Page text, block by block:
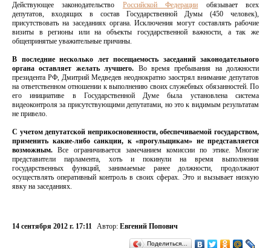
Действующее законодательство Российской Федерации обязывает всех
депутатов, входящих в состав Государственной Думы (450 человек),
присутствовать на заседаниях органа. Исключения могут составлять рабочие
визиты в регионы или на объекты государственной важности, а так же
общепринятые уважительные причины.
В последние несколько лет посещаемость заседаний законодательного
органа оставляет желать лучшего. Во время пребывания на должности
президента РФ, Дмитрий Медведев неоднократно заострял внимание депутатов
на ответственном отношении к выполнению своих служебных обязанностей. По
его инициативе в Государственной Думе была установлена система
видеоконтроля за присутствующими депутатами, но это к видимым результатам
не привело.
С учетом депутатской неприкосновенности, обеспечиваемой государством,
применить какие-либо санкции, к «прогульщикам» не представляется
возможным. Все ограничивается замечанием комиссии по этике. Многие
представители парламента, хоть и покинули на время выполнения
государственных функций, занимаемые ранее должности, продолжают
осуществлять оперативный контроль в своих сферах. Это и вызывает низкую
явку на заседаниях.
14 сентября 2012 г. 17:11 Автор: Евгений Попович
Поделиться…